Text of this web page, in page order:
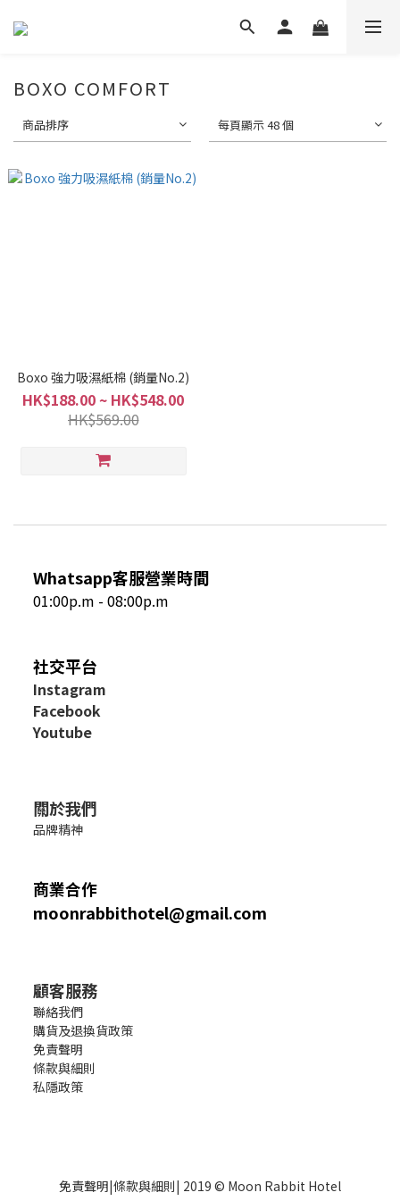
BOXO COMFORT
商品排序 每頁顯示 48 個
Boxo 強力吸濕紙棉 (銷量No.2)
HK$188.00 ~ HK$548.00
HK$569.00
Whatsapp客服營業時間
01:00p.m - 08:00p.m
社交平台
Instagram
Facebook
Youtube
關於我們
品牌精神
商業合作
moonrabbithotel@gmail.com
顧客服務
聯絡我們
購貨及退換貨政策
免責聲明
條款與細則
私隱政策
免責聲明|條款與細則| 2019 © Moon Rabbit Hotel